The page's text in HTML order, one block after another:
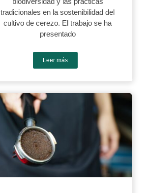
tradicionales en la sostenibilidad del
cultivo de cerezo. El trabajo se ha
presentado
Leer más